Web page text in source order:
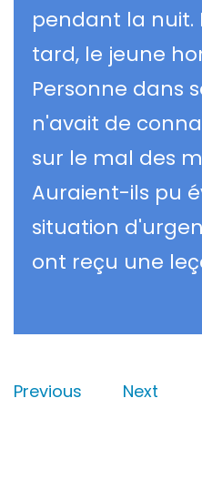
pendant la nuit.
tard, le jeune
Personne dans
n'avait de
sur le mal des
Auraient-ils pu
situation
ont reçu une
Previous Next